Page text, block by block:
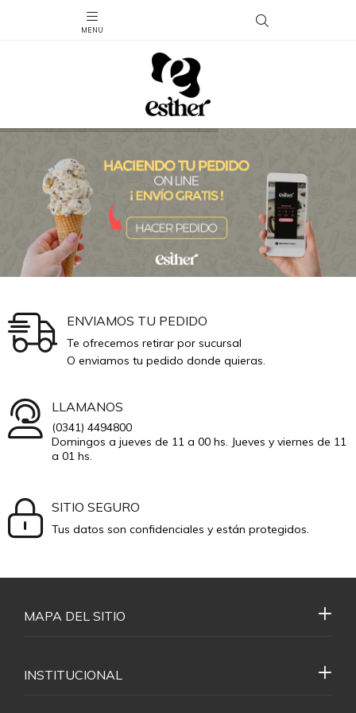
ENVIAMOS TU PEDIDO
Te ofrecemos retirar por sucursal
O enviamos tu pedido donde quieras.
LLAMANOS
(0341) 4494800
Domingos a jueves de 11 a 00 hs. Jueves y viernes de 11
a 01 hs.
SITIO SEGURO
Tus datos son confidenciales y están protegidos.
MAPA DEL SITIO
INSTITUCIONAL